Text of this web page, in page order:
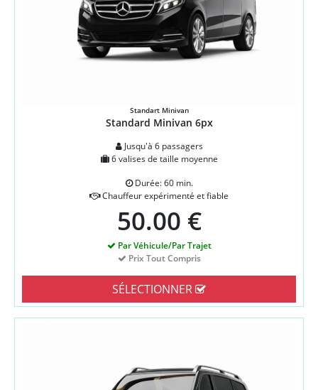
Standart Minivan
Standard Minivan 6px
Jusqu'à 6 passagers
6 valises de taille moyenne
Durée: 60 min.
Chauffeur expérimenté et fiable
50.00 €
Par Véhicule/Par Trajet
Prix Tout Compris
SÉLECTIONNER